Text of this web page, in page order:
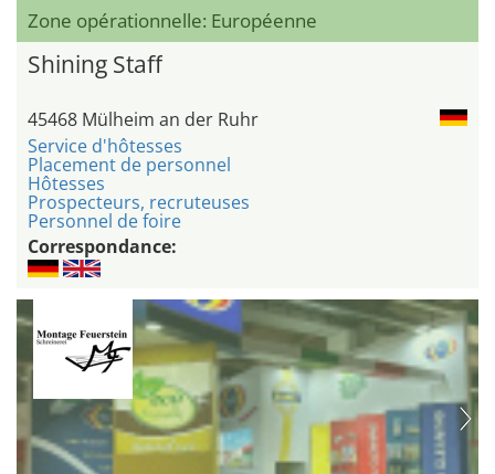
Zone opérationnelle: Européenne
Shining Staff
45468 Mülheim an der Ruhr
Service d'hôtesses
Placement de personnel
Hôtesses
Prospecteurs, recruteuses
Personnel de foire
Correspondance: